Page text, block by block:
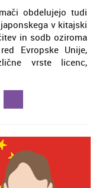
obdelujejo tudi
v kitajski
in sodb oziroma
Evropske Unije,
vrste licenc,